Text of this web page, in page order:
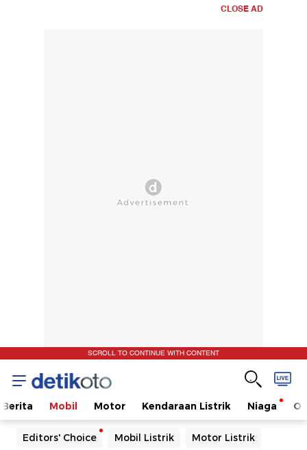
CLOSE AD
SCROLL TO CONTINUE WITH CONTENT
Berita Mobil Motor Kendaraan Listrik Niaga
Editors' Choice Mobil Listrik Motor Listrik